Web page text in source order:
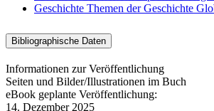
Geschichte Themen der Geschichte
Bibliographische Daten
Informationen zur Veröffentlichung
Seiten und Bilder/Illustrationen im Buch
eBook geplante Veröffentlichung:
14. Dezember 2025